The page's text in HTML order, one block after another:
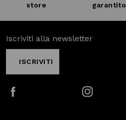
store
garantito
Iscriviti alla newsletter
ISCRIVITI